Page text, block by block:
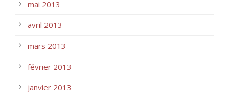
mai 2013
avril 2013
mars 2013
février 2013
janvier 2013